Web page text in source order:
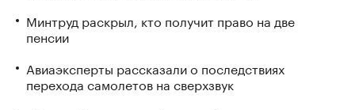
Минтруд раскрыл, кто получит право на две
пенсии
Авиаэксперты рассказали о последствиях
перехода самолетов на сверхзвук